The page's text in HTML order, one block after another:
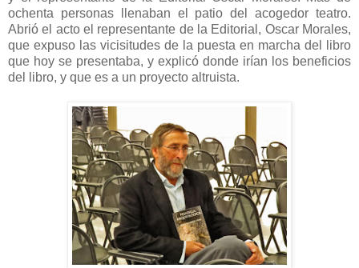
ochenta personas llenaban el patio del acogedor teatro.
Abrió el acto el representante de la Editorial, Oscar Morales,
que expuso las vicisitudes de la puesta en marcha del libro
que hoy se presentaba, y explicó donde irían los beneficios
del libro, y que es a un proyecto altruista.